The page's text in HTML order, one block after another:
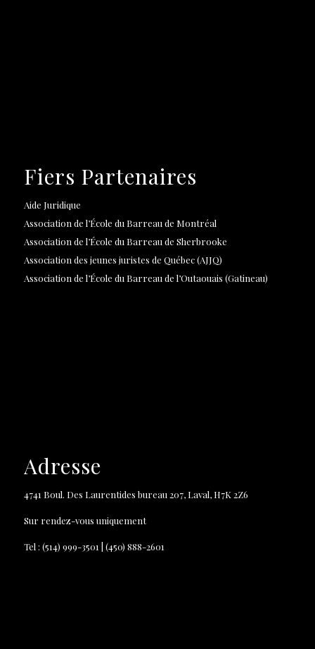
Fiers Partenaires
Aide Juridique
Association de l’École du Barreau de Montréal
Association de l’École du Barreau de Sherbrooke
Association des jeunes juristes de Québec (AJJQ)
Association de l’École du Barreau de l’Outaouais (Gatineau)
Adresse
4741 Boul. Des Laurentides bureau 207, Laval, H7K 2Z6
Sur rendez-vous uniquement
Tel : (514) 999-3501 | (450) 888-2601